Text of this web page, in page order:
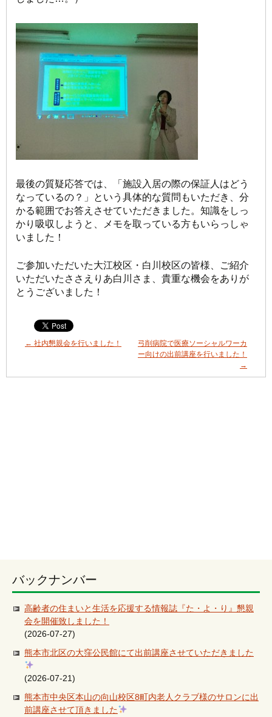
最後の質疑応答では、「施設入居の際の保証人はどう
なっているの？」という具体的な質問もいただき、分
かる範囲でお答えさせていただきました。知識をしっ
かり吸収しようと、メモを取っている方もいらっしゃ
いました！
ご参加いただいた大江校区・白川校区の皆様、ご紹介
いただいたささえりあ白川さま、貴重な機会をありが
とうございました！
← 社内懇親会を行いました！
弓削病院で医療ソーシャルワーカ
ー向けの出前講座を行いました！
→
バックナンバー
高齢者の住まいと生活を応援する情報誌『た・よ・り』懇親
会を開催致しました！
(2026-07-27)
熊本市北区の大窪公民館にて出前講座させていただきました
(2026-07-21)
熊本市中央区本山の向山校区8町内老人クラブ様のサロンに出
前講座させて頂きました